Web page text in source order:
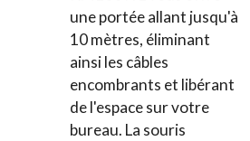
une portée allant jusqu'à
10 mètres, éliminant
ainsi les câbles
encombrants et libérant
de l'espace sur votre
bureau. La souris